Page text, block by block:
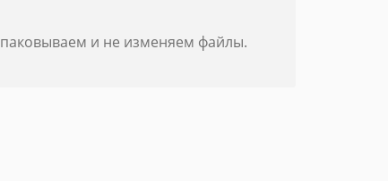
и не изменяем файлы.